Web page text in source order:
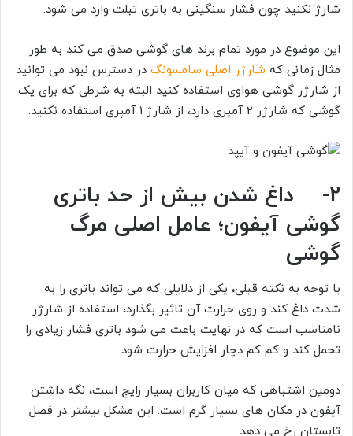
شارژ نکنید چون فشار سنگینی به باتری تبلت وارد می شود.
این موضوع در مورد تمام برند های گوشی صدق می کند به طور
مثال زمانی که شارژر اصلی سامسونگ در دسترس نبود می توانید
از شارژر گوشی هواوی استفاده کنید البته به شرطی که برای یک
گوشی که شارژر 2 آمپری دارد، از شارژ 1 آمپری استفاده نکنید.
2- داغ شدن بیش از حد باتری
گوشی آیفون؛ عامل اصلی مرگ
گوشی
با توجه به نکته قبلی، یکی از دلایلی که می تواند باتری را به
شدت داغ کند و روی حرارت آن تاثیر بگذارد، استفاده از شارژر
نامناسب است که در نهایت باعث می شود باتری فشار زیادی را
تحمل کند و کم کم دچار افزایش حرارت شود.
دومین اشتباهی که میان کاربران بسیار رایج است، نگه داشتن
آیفون در مکان های بسیار گرم است. این مشکل بیشتر در فصل
تابستان رخ می دهد.